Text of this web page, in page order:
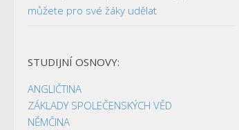
můžete pro své žáky udělat
STUDIJNÍ OSNOVY:
ANGLIČTINA
ZÁKLADY SPOLEČENSKÝCH VĚD
NĚMČINA